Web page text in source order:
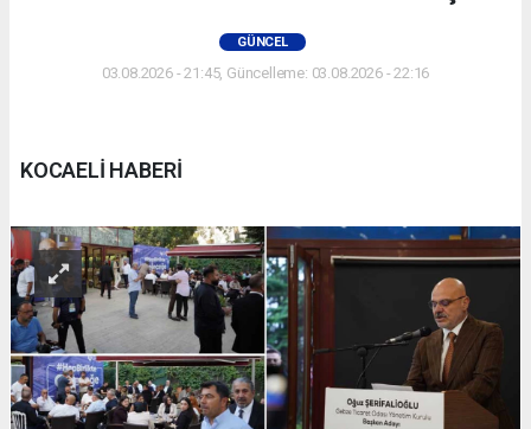
GÜNCEL
03.08.2026 - 21:45, Güncelleme: 03.08.2026 - 22:16
KOCAELİ HABERİ